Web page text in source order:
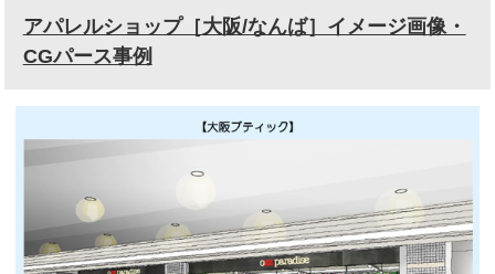
アパレルショップ［大阪/なんば］イメージ画像・
CGパース事例